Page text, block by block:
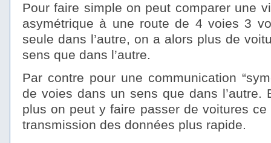
Pour faire simple on peut comparer une
asymétrique à une route de 4 voies 3
seule dans l’autre, on a alors plus de
sens que dans l’autre.
Par contre pour une communication
de voies dans un sens que dans l’autre.
plus on peut y faire passer de voitures
transmission des données plus rapide.